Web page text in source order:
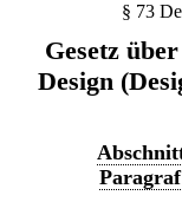
§ 73
Gesetz
Design